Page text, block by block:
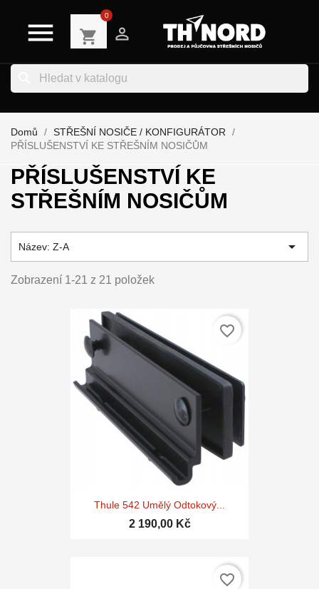
 shopping_cart
0

Domů
STŘEŠNÍ NOSIČE / KONFIGURÁTOR
PŘÍSLUŠENSTVÍ KE STŘEŠNÍM NOSIČŮM
PŘÍSLUŠENSTVÍ KE
STŘEŠNÍM NOSIČŮM
Název: Z-A 
Zobrazení 1-21 z 21 položek
Thule 542 Umělý Odtokový...
2 190,00 Kč
favorite_border
favorite_border